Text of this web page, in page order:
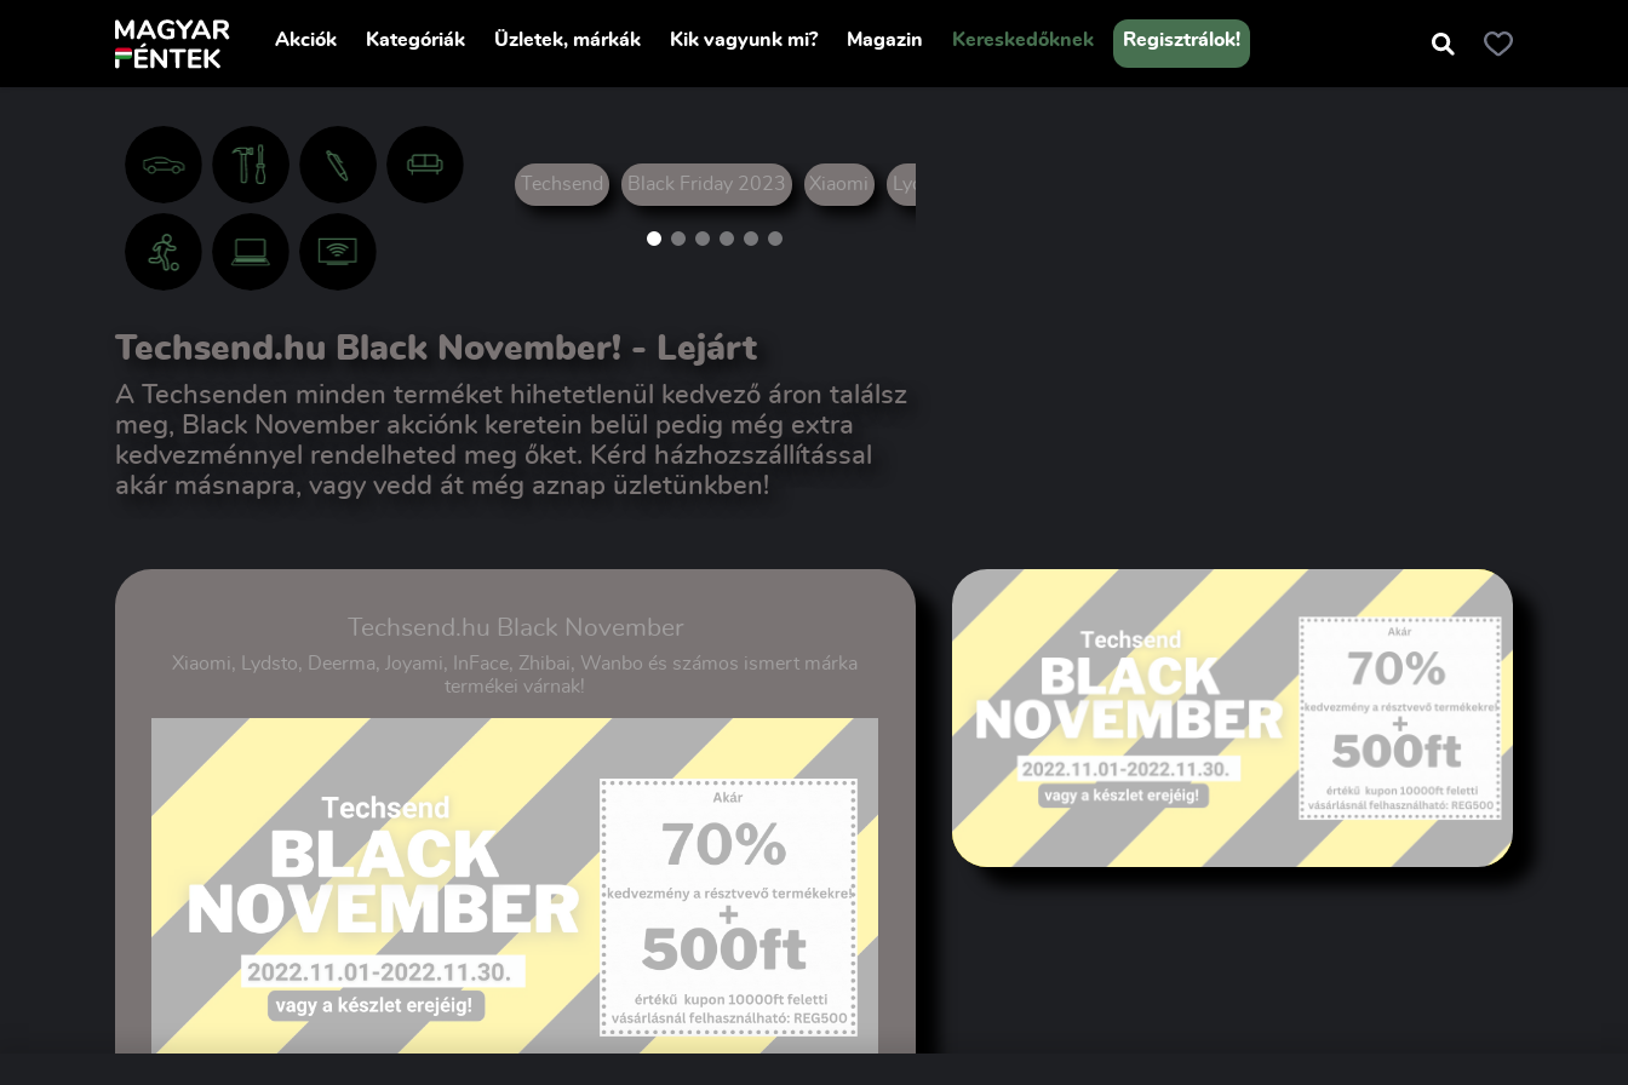
Akciók Kategóriák Üzletek, márkák Kik vagyunk mi? Magazin Kereskedőknek Regisztrálok!
Techsend Black Friday 2023 Xiaomi Lydsto
Techsend.hu Black November! - Lejárt
A Techsenden minden terméket hihetetlenül kedvező áron találsz
meg, Black November akciónk keretein belül pedig még extra
kedvezménnyel rendelheted meg őket. Kérd házhozszállítással
akár másnapra, vagy vedd át még aznap üzletünkben!
Techsend.hu Black November
Xiaomi, Lydsto, Deerma, Joyami, InFace, Zhibai, Wanbo és számos ismert márka
termékei várnak!